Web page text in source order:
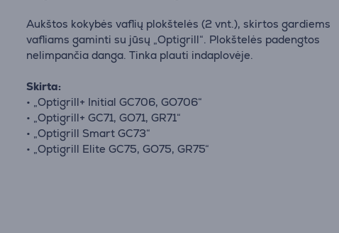
Aukštos kokybės vaflių plokštelės (2 vnt.), skirtos gardiems
vafliams gaminti su jūsų „Optigrill“. Plokštelės padengtos
nelimpančia danga. Tinka plauti indaplovėje.
Skirta:
• „Optigrill+ Initial GC706, GO706“
• „Optigrill+ GC71, GO71, GR71“
• „Optigrill Smart GC73“
• „Optigrill Elite GC75, GO75, GR75“